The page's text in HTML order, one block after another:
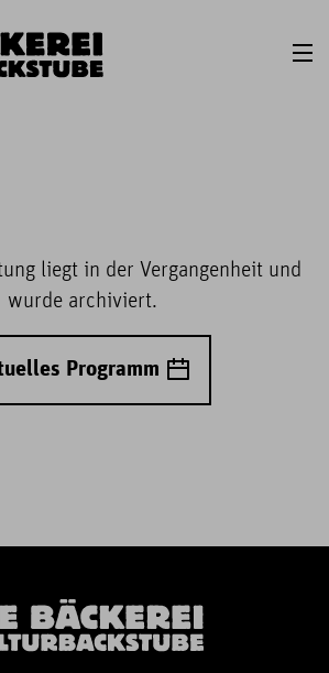
liegt in der Vergangenheit und
wurde archiviert.
Programm